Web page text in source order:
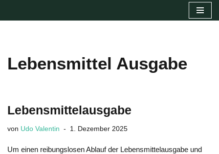
Lebensmittel Ausgabe
Lebensmittelausgabe
von Udo Valentin 1. Dezember 2025
Um einen reibungslosen Ablauf der Lebensmittelausgabe und